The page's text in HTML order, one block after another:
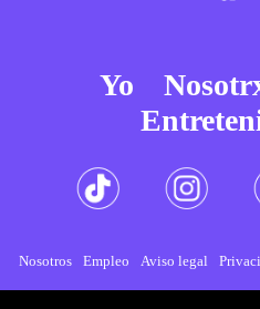
Yo
Nosotros Empleo Aviso legal